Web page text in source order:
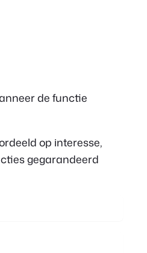
Greek
de functie
op interesse,
gegarandeerd